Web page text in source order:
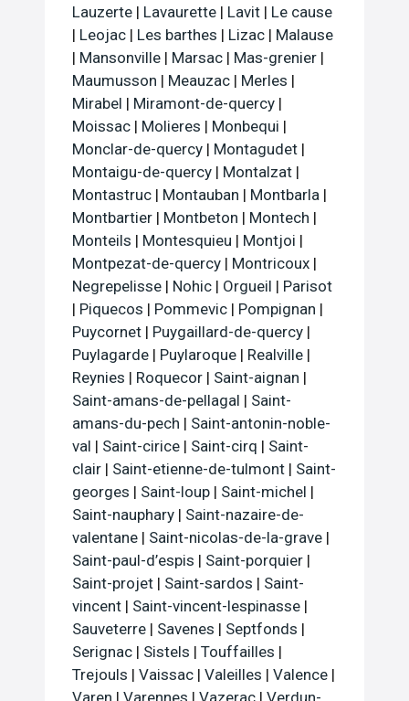
Lauzerte | Lavaurette | Lavit | Le cause
| Leojac | Les barthes | Lizac | Malause
| Mansonville | Marsac | Mas-grenier |
Maumusson | Meauzac | Merles |
Mirabel | Miramont-de-quercy |
Moissac | Molieres | Monbequi |
Monclar-de-quercy | Montagudet |
Montaigu-de-quercy | Montalzat |
Montastruc | Montauban | Montbarla |
Montbartier | Montbeton | Montech |
Monteils | Montesquieu | Montjoi |
Montpezat-de-quercy | Montricoux |
Negrepelisse | Nohic | Orgueil | Parisot
| Piquecos | Pommevic | Pompignan |
Puycornet | Puygaillard-de-quercy |
Puylagarde | Puylaroque | Realville |
Reynies | Roquecor | Saint-aignan |
Saint-amans-de-pellagal | Saint-
amans-du-pech | Saint-antonin-noble-
val | Saint-cirice | Saint-cirq | Saint-
clair | Saint-etienne-de-tulmont | Saint-
georges | Saint-loup | Saint-michel |
Saint-nauphary | Saint-nazaire-de-
valentane | Saint-nicolas-de-la-grave |
Saint-paul-d’espis | Saint-porquier |
Saint-projet | Saint-sardos | Saint-
vincent | Saint-vincent-lespinasse |
Sauveterre | Savenes | Septfonds |
Serignac | Sistels | Touffailles |
Trejouls | Vaissac | Valeilles | Valence |